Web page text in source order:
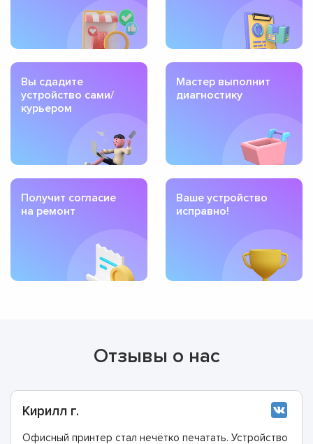
Вы сдадите
устройство сами/
курьером
Мастер выполнит
диагностику
Получит согласие
на ремонт
Ваше устройство
исправно!
Отзывы о нас
Кирилл г.
Офисный принтер стал нечётко печатать. Устройство